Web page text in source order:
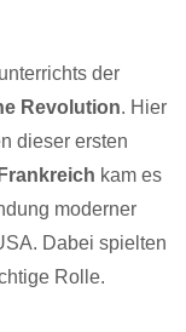
der
Revolution. Hier
dieser ersten
Frankreich kam es
moderner
Dabei spielten
Rolle.